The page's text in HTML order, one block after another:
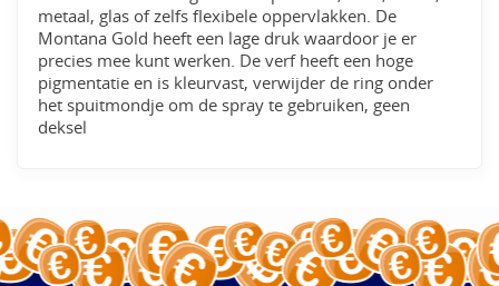
metaal, glas of zelfs flexibele oppervlakken. De
Montana Gold heeft een lage druk waardoor je er
precies mee kunt werken. De verf heeft een hoge
pigmentatie en is kleurvast, verwijder de ring onder
het spuitmondje om de spray te gebruiken, geen
deksel